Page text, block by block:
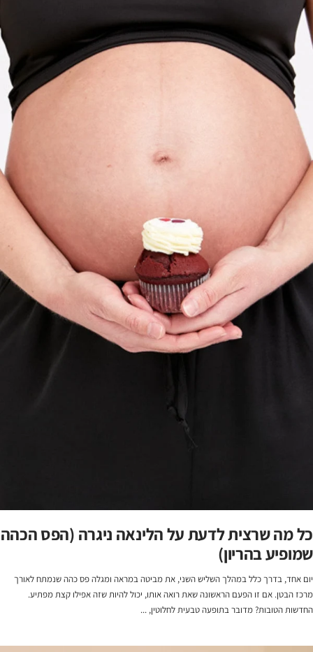
כל מה שרצית לדעת על הלינאה ניגרה (הפס הכהה
שמופיע בהריון)
יום אחד, בדרך כלל במהלך השליש השני, את מביטה במראה ומגלה פס כהה שנמתח לאורך
מרכז הבטן. אם זו הפעם הראשונה שאת רואה אותו, יכול להיות שזה אפילו קצת מפתיע.
החדשות הטובות? מדובר בתופעה טבעית לחלוטין, ...